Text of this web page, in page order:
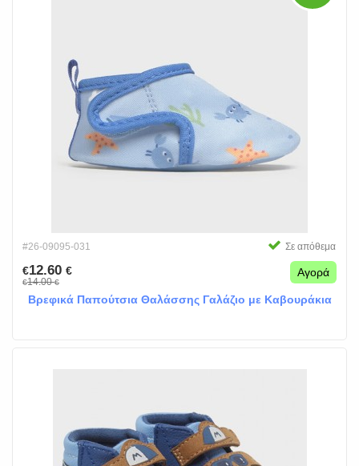
#26-09095-031 Σε απόθεμα
€12.60 €
€14.00€
Αγορά
Βρεφικά Παπούτσια Θαλάσσης Γαλάζιο με Καβουράκια